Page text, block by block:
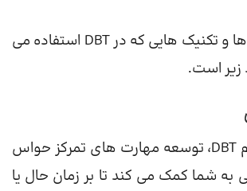
برخی از استراتژی ها و تکنیک هایی که در DBT استفاده می
زیر است.
یکی از مزایای مهم DBT، توسعه مهارت های تمرکز حواس
شما کمک می کند تا بر زمان حال یا